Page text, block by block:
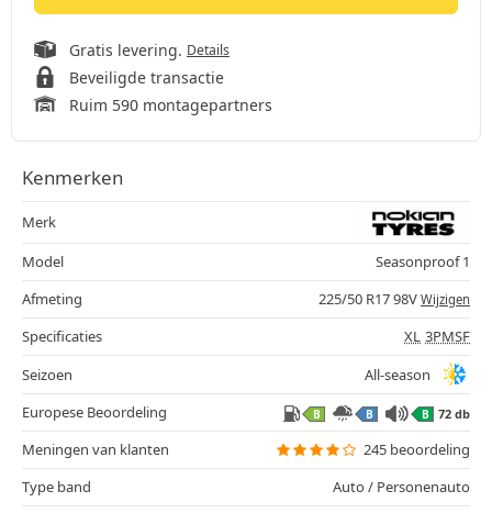
Gratis levering. Details
Beveiligde transactie
Ruim 590 montagepartners
Kenmerken
Merk
Model
Seasonproof 1
Afmeting
225/50 R17 98V Wijzigen
Specificaties XL 3PMSF
Seizoen
All-season
Europese Beoordeling
B B B 72 db
Meningen van klanten
245 beoordeling
Type band
Auto / Personenauto